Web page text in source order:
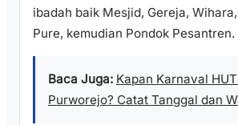
ibadah baik Mesjid, Gereja,
Pure, kemudian Pondok Pesantren.
Baca Juga: Kapan Karnaval
Purworejo? Catat Tanggal dan